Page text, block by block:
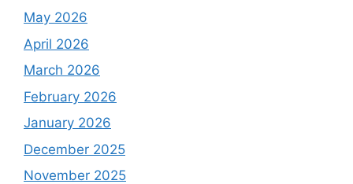
May 2026
April 2026
March 2026
February 2026
January 2026
December 2025
November 2025